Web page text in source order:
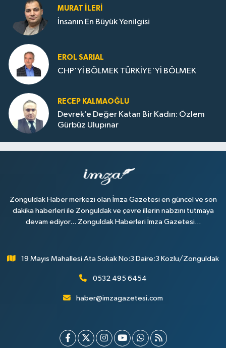
MURAT İLERI
İnsanın En Büyük Yenilgisi
EROL SARIAL
CHP'Yİ BÖLMEK TÜRKİYE'Yİ BÖLMEK
RECEP KALMAOĞLU
Devrek’e Değer Katan Bir Kadın: Özlem
Gürbüz Ulupınar
Zonguldak Haber merkezi olan İmza Gazetesi en güncel ve son
dakika haberleri ile Zonguldak ve çevre illerin nabzını tutmaya
devam ediyor... Zonguldak Haberleri İmza Gazetesi...
19 Mayıs Mahallesi Ata Sokak No:3 Daire:3 Kozlu/Zonguldak
0532 495 6454
haber@imzagazetesi.com